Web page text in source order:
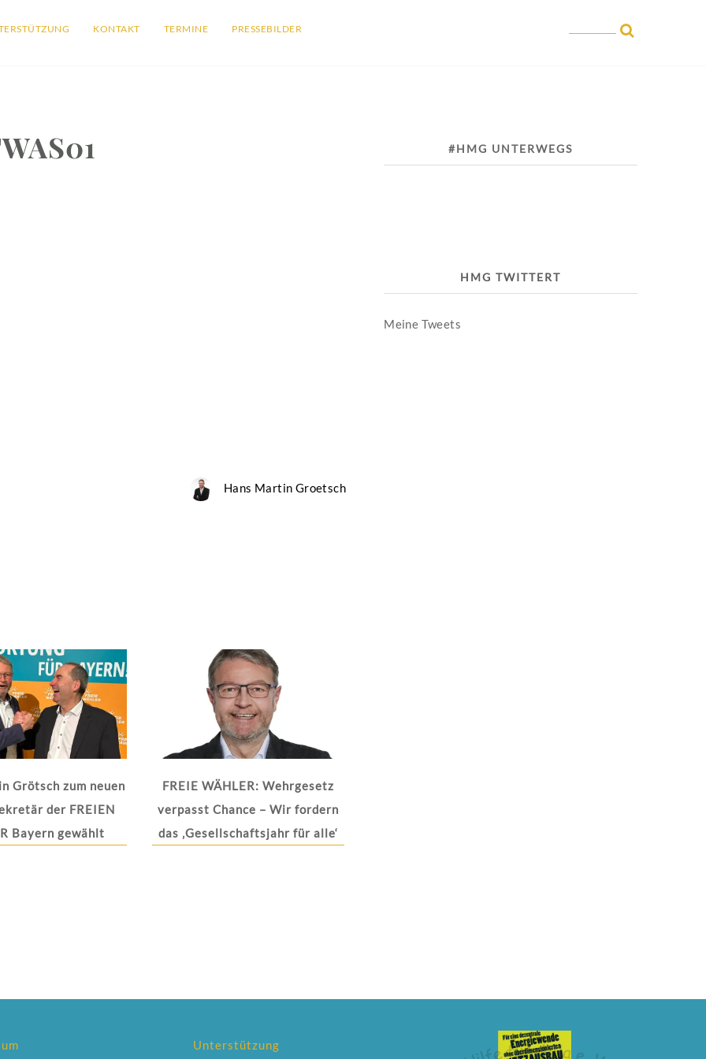
KONTAKT TERMINE PRESSEBILDER
Hans Martin Groetsch
Grötsch zum neuen
der FREIEN
Bayern gewählt
FREIE WÄHLER: Wehrgesetz
verpasst Chance – Wir fordern
das ‚Gesellschaftsjahr für alle‘
#HMG UNTERWEGS
HMG TWITTERT
Meine Tweets
Unterstützung